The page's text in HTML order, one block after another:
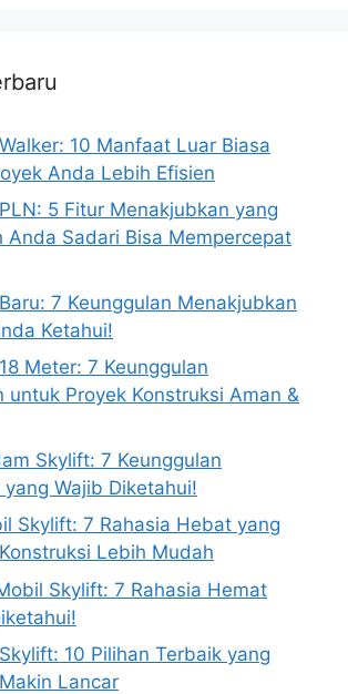
10 Manfaat Luar Biasa
Anda Lebih Efisien
5 Fitur Menakjubkan yang
Anda Sadari Bisa Mempercepat
7 Keunggulan Menakjubkan
Ketahui!
Meter: 7 Keunggulan
untuk Proyek Konstruksi Aman &
Skylift: 7 Keunggulan
Wajib Diketahui!
Skylift: 7 Rahasia Hebat yang
Lebih Mudah
Skylift: 7 Rahasia Hemat
10 Pilihan Terbaik yang
Lancar